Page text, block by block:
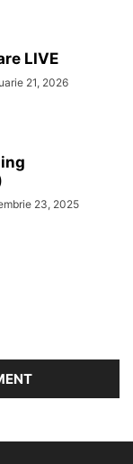
LIVE
21, 2026
23, 2025